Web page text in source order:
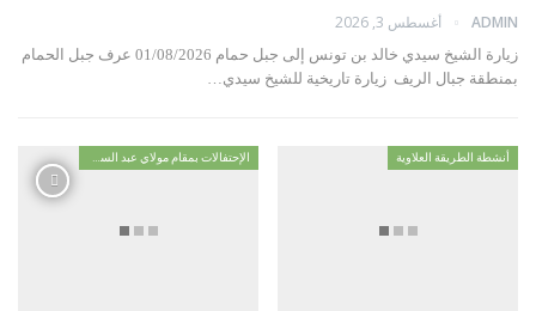
ADMIN أغسطس 3, 2026
زيارة الشيخ سيدي خالد بن تونس إلى جبل حمام 01/08/2026 عرف جبل الحمام
بمنطقة جبال الريف زيارة تاريخية للشيخ سيدي…
أنشطة الطريقة العلاوية الإحتفالات بمقام مولاي عبد السلام ابن مشيش